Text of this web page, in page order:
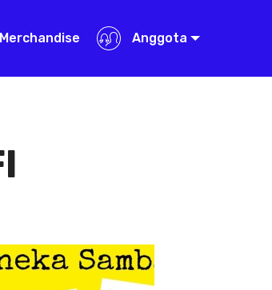
Merchandise Anggota
Aneka Sambal